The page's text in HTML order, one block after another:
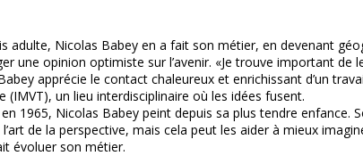
adulte, Nicolas Babey en a fait son métier, en devenant
opinion optimiste sur l’avenir. «Je trouve important de
apprécie le contact chaleureux et enrichissant d’un
un lieu interdisciplinaire où les idées fusent.
1965, Nicolas Babey peint depuis sa plus tendre
de la perspective, mais cela peut les aider à mieux
évoluer son métier.